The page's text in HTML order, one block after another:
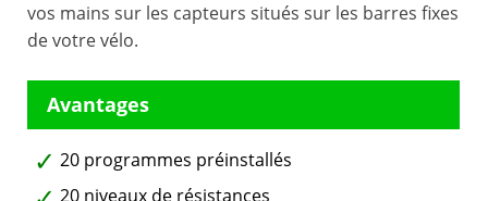
vos mains sur les capteurs situés sur les barres fixes
de votre vélo.
20 programmes préinstallés
20 niveaux de résistances